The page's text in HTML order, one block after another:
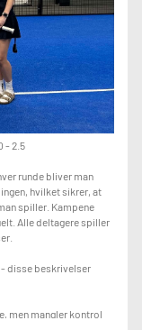
lærerigt miljø.
- 2.5
runde bliver man
hvilket sikrer, at
spiller. Kampene
Alle deltagere spiller
disse beskrivelser
men mangler kontrol